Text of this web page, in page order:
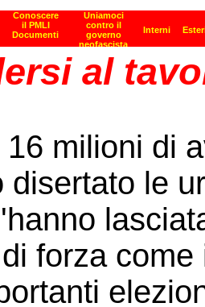
al
milioni di
disertato le
forza